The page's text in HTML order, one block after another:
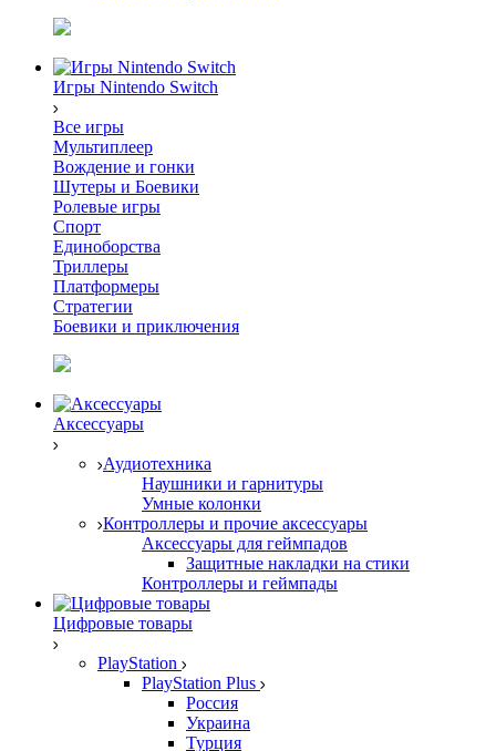
Игры Nintendo Switch
Все игры
Мультиплеер
Вождение и гонки
Шутеры и Боевики
Ролевые игры
Спорт
Единоборства
Триллеры
Платформеры
Стратегии
Боевики и приключения
Аксессуары
Аудиотехника
Наушники и гарнитуры
Умные колонки
Контроллеры и прочие аксессуары
Аксессуары для геймпадов
Защитные накладки на стики
Контроллеры и геймпады
Цифровые товары
PlayStation
PlayStation Plus
Россия
Украина
Турция